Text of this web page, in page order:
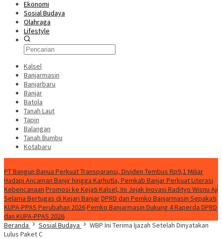
Ekonomi
Sosial Budaya
Olahraga
Lifestyle
Kalsel
Banjarmasin
Banjarbaru
Banjar
Batola
Tanah Laut
Tapin
Balangan
Tanah Bumbu
Kotabaru
PT Bangun Banua Perkuat Transparansi, Dividen Tembus Rp9,1 Miliar
Hadapi Ancaman Banjir hingga Karhutla, Pemkab Banjar Perkuat Literasi
Kebencanaan Promosi ke Kejati Kalsel, Ini Jejak Inovasi Radityo Wisnu Aji
Selama Bertugas di Kejari BanjarDPRD dan Pemko Banjarmasin Sepakati
KUPA-PPAS Perubahan 2026Pemko Banjarmasin Dukung 4 Raperda DPRD
dan KUPA-PPAS 2026
Beranda
Sosial Budaya
WBP Ini Terima Ijazah Setelah Dinyatakan
Lulus Paket C